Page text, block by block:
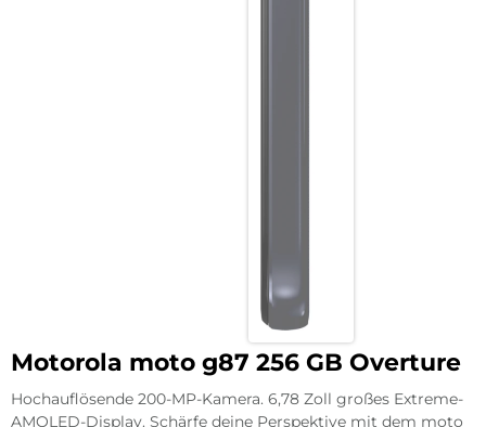
Motorola moto g87 256 GB Overture
Hochauflösende 200-MP-Kamera. 6,78 Zoll großes Extreme-
AMOLED-Display. Schärfe deine Perspektive mit dem moto